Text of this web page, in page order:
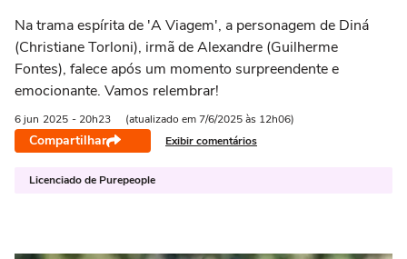
Na trama espírita de 'A Viagem', a personagem de Diná
(Christiane Torloni), irmã de Alexandre (Guilherme
Fontes), falece após um momento surpreendente e
emocionante. Vamos relembrar!
6 jun 2025 - 20h23 (atualizado em 7/6/2025 às 12h06)
Compartilhar Exibir comentários
Licenciado de Purepeople